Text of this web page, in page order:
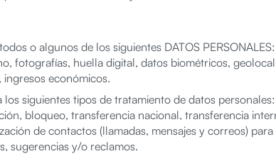
o algunos de los siguientes DATOS
fotografías, huella digital, datos biométricos,
económicos.
siguientes tipos de tratamiento de datos
bloqueo, transferencia nacional, transferencia
de contactos (llamadas, mensajes y correos)
sugerencias y/o reclamos.